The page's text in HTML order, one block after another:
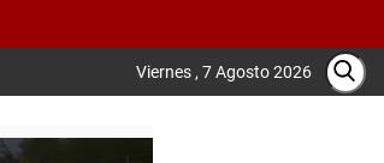
Viernes , 7 Agosto 2026